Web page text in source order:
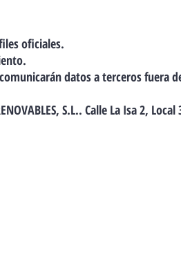
oficiales.
datos a terceros fuera
S.L.. Calle La Isa 2,